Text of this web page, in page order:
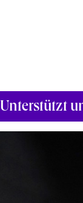
Unterstützt